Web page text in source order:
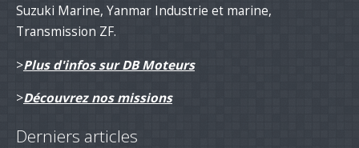
Suzuki Marine, Yanmar Industrie et marine,
Transmission ZF.
>Plus d'infos sur DB Moteurs
>Découvrez nos missions
Derniers articles